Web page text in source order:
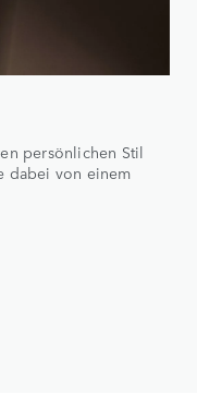
persönlichen Stil
dabei von einem